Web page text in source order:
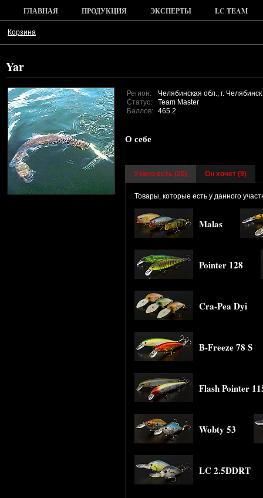
ГЛАВНАЯ ПРОДУКЦИЯ ЭКСПЕРТЫ LC TEAM
Корзина
Yar
Регион:
Челябинская обл., г. Челябинск
Статус:
Team Master
Баллов: 465.2
О себе
У него есть (20) Он хочет (9)
Товары, которые есть у данного
Malas
Pointer 128
Cra-Pea Dyi
B-Freeze 78 S
Flash Pointer
Wobty 53
LC 2.5DDRT